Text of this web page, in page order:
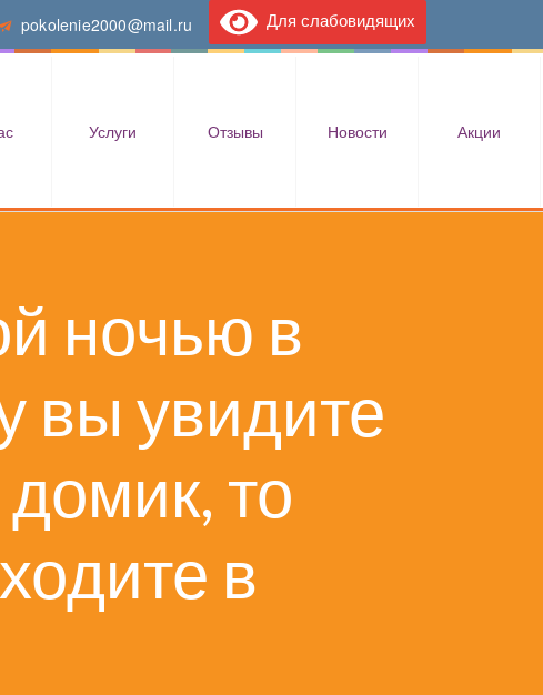
pokolenie2000@mail.ru Для слабовидящих
Услуги Отзывы Новости Акции
ночью в
вы увидите
то
в